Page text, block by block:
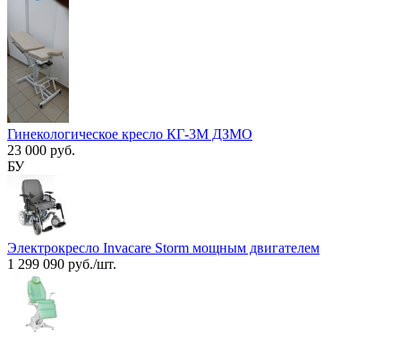
Гинекологическое кресло КГ-3М ДЗМО
23 000 руб.
БУ
Электрокресло Invacare Storm мощным двигателем
1 299 090 руб./шт.